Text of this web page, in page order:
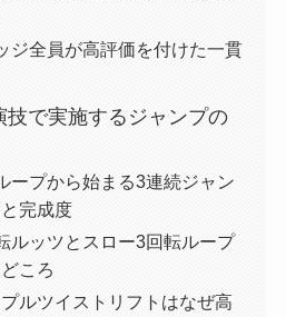
ジ全員が高評価を付けた一貫
技で実施するジャンプの
ープから始まる3連続ジャン
完成度
ルッツとスロー3回転ループ
ころ
ルツイストリフトはなぜ高